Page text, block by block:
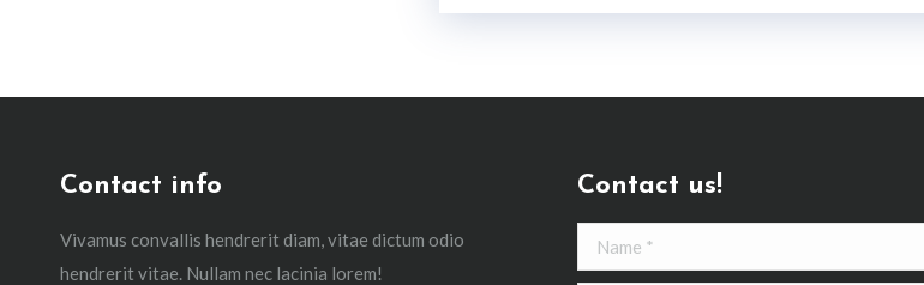
Contact info
Vivamus convallis hendrerit diam, vitae dictum odio
hendrerit vitae. Nullam nec lacinia lorem!
Contact us!
Name *